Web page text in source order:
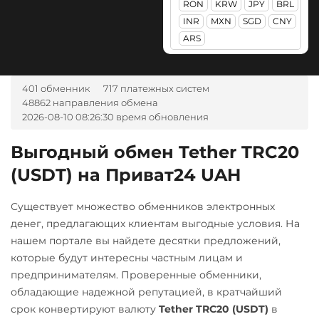
ERC20
Pepe
POL ERC20
Qtum
Quant (QNT)
Ravencoin (RVN)
Ripple (XRP)
Shib
RUB
РНКБ RUB
Россельхоз банк RUB
Русский Стандарт RUB
Сбербанк
СБП RUB
Счет ИП/ООО
USD EUR
Lido DAO (LDO)
Litecoin (LTC)
Monero (XMR)
NEAR Protocol
Notcoin (NOT)
Ontology (ONT)
PancakeSwap (CAKE)
Pax Dollar (USDP)
ERC20
ЮMoney RUB
WB Банк RUB
А-Банк UAH
CASH-IN RUB
Банк Санкт-Петербург
ВТБ Банк RUB
Газпромбанк RUB
Евразийский Банк KZT
ЕРИП Расчет BYN
RON
KRW JPY
BRL
INR
MXN SGD
CNY
ARS
401 обменник
717 платежных систем
48862 направления обмена
2026-08-10 08:26:30 время обновления
Выгодный обмен Tether TRC20
(USDT) на Приват24 UAH
Существует множество обменников электронных
денег, предлагающих клиентам выгодные условия. На
нашем портале вы найдете десятки предложений,
которые будут интересны частным лицам и
предпринимателям. Проверенные обменники,
обладающие надежной репутацией, в кратчайший
срок конвертируют валюту Tether TRC20 (USDT) в